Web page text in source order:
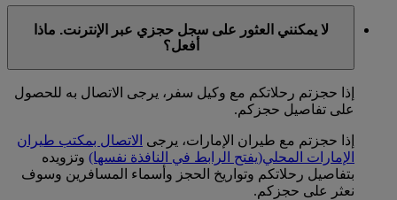
لا يمكنني العثور على سجل حجزي عبر الإنترنت. ماذا
أفعل؟
إذا حجزتم رحلاتكم مع وكيل سفر، يرجى الاتصال به للحصول
على تفاصيل حجزكم.
إذا حجزتم مع طيران الإمارات، يرجى الاتصال بمكتب طيران
الإمارات المحلي(يفتح الرابط في النافذة نفسها) وتزويده
بتفاصيل رحلاتكم وتواريخ الحجز وأسماء المسافرين وسوف
نعثر على حجزكم.